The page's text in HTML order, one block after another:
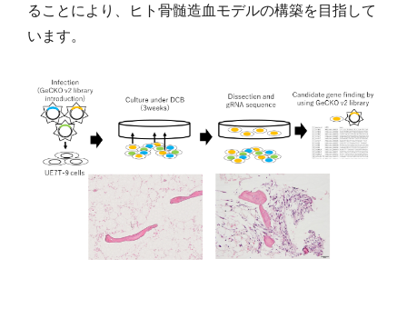
ることにより、ヒト骨髄造血モデルの構築を目指して
います。